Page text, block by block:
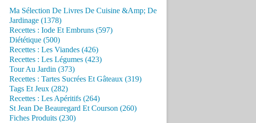
Ma Sélection De Livres De Cuisine &Amp; De
Jardinage (1378)
Recettes : Iode Et Embruns (597)
Diététique (500)
Recettes : Les Viandes (426)
Recettes : Les Légumes (423)
Tour Au Jardin (373)
Recettes : Tartes Sucrées Et Gâteaux (319)
Tags Et Jeux (282)
Recettes : Les Apéritifs (264)
St Jean De Beauregard Et Courson (260)
Fiches Produits (230)